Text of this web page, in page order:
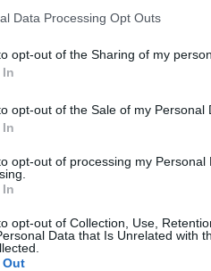
Data Processing Opt Outs
opt-out of the Sharing of my
opt-out of the Sale of my Personal
opt-out of processing my Personal
opt-out of Collection, Use,
Data that Is Unrelated with